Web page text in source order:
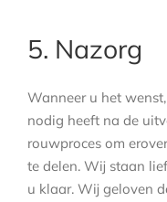
5. Nazorg
Wanneer u het
nodig heeft na de
rouwproces om
te delen. Wij staan
u klaar. Wij geloven